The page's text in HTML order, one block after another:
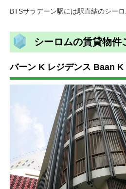
BTSサラデーン駅には駅直結のシーロ
シーロムの賃貸物件
バーン K レジデンス Baan